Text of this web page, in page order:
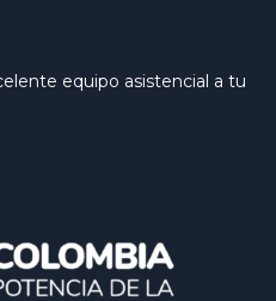
equipo asistencial a tu